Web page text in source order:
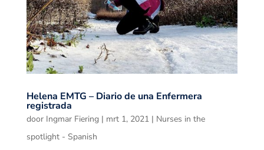
Helena EMTG – Diario de una Enfermera
registrada
door Ingmar Fiering | mrt 1, 2021| Nurses in the
spotlight - Spanish